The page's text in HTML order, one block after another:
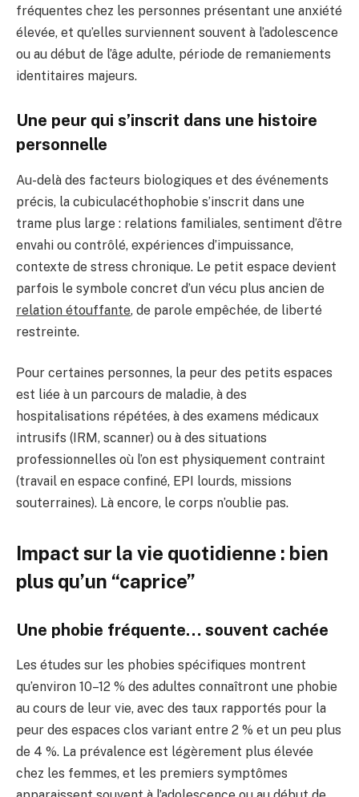
fréquentes chez les personnes présentant une anxiété
élevée, et qu’elles surviennent souvent à l’adolescence
ou au début de l’âge adulte, période de remaniements
identitaires majeurs.
Une peur qui s’inscrit dans une histoire
personnelle
Au-delà des facteurs biologiques et des événements
précis, la cubiculacéthophobie s’inscrit dans une
trame plus large : relations familiales, sentiment d’être
envahi ou contrôlé, expériences d’impuissance,
contexte de stress chronique. Le petit espace devient
parfois le symbole concret d’un vécu plus ancien de
relation étouffante, de parole empêchée, de liberté
restreinte.
Pour certaines personnes, la peur des petits espaces
est liée à un parcours de maladie, à des
hospitalisations répétées, à des examens médicaux
intrusifs (IRM, scanner) ou à des situations
professionnelles où l’on est physiquement contraint
(travail en espace confiné, EPI lourds, missions
souterraines). Là encore, le corps n’oublie pas.
Impact sur la vie quotidienne : bien
plus qu’un “caprice”
Une phobie fréquente… souvent cachée
Les études sur les phobies spécifiques montrent
qu’environ 10–12 % des adultes connaîtront une phobie
au cours de leur vie, avec des taux rapportés pour la
peur des espaces clos variant entre 2 % et un peu plus
de 4 %. La prévalence est légèrement plus élevée
chez les femmes, et les premiers symptômes